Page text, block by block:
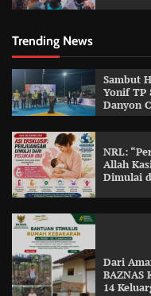
Trending News
Sambut
Yonif TP
Danyon
NRL:
Allah
Dimulai
Dari
BAZNAS
14